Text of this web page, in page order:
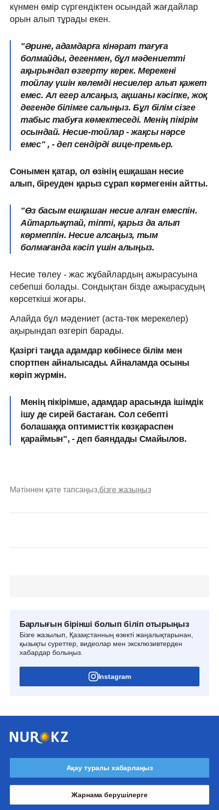
күнмен өмір сүргендіктен осындай жағдайлар
орын алып тұрады екен.
"Әрине, адамдарға кінәрат тағуға
болмайды, дегенмен, бұл мәдениетті
ақырындап өзгерту керек. Мерекені
тойлау үшін көлемді несиелер алып қажет
емес. Ал егер алсаңыз, ақшаны кәсіпке, жоқ
дегенде білімге салыңыз. Бұл білім сізге
табыс табуға көмектеседі. Менің пікірім
осындай. Несие-тойлар - жақсы нәрсе
емес" , - деп сендірді вице-премьер.
Сонымен қатар, ол өзінің ешқашан несие
алып, біреуден қарыз сұрап көрмегенін айтты.
"Өз басым ешқашан несие алған емеспін.
Айтарлықтай, тіпті, қарыз да алып
көрмеппін. Несие алсаңыз, тым
болмағанда кәсіп үшін алыңыз.
Несие төлеу - жас жұбайлардың ажырасуына
себепші болады. Сондықтан бізде ажырасудың
көрсеткіші жоғары.
Алайда бұл мәдениет (аста-төк мерекелер)
ақырындап өзгеріп барады.
Қазіргі таңда адамдар көбінесе білім мен
спортпен айналысады. Айналамда осыны
көріп жүрмін.
Менің пікірімше, адамдар арасында ішімдік
ішу де сирей бастаған. Сол себепті
болашаққа оптимисттік көзқараспен
қараймын", - деп баяндады Смайылов.
Мәтіннен қате тапсаңыз,бізге жазыңыз
Барлығын бірінші болып біліп отырыңыз
Бізге жазылып, Қазақстанның өзекті жаңалықтарынан,
қызықты суреттер, видеолар мен эксклюзивтерден
хабардар болыңыз.
Instagram
Ақау туралы хабарлаңыз
Жарнама берушілерге